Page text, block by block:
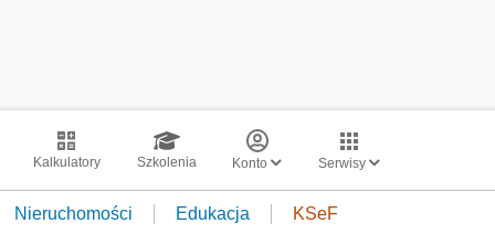
Kalkulatory Szkolenia Konto Serwisy
Nieruchomości Edukacja KSeF